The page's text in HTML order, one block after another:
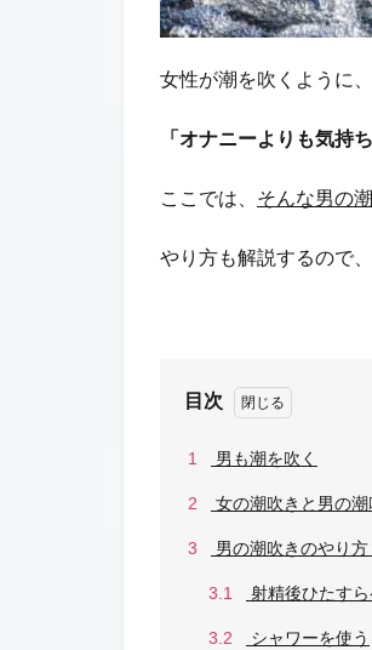
女性が潮を吹くように
「オナニーよりも気持
ここでは、 そんな男の
やり方も解説するので
目次
1 男も潮を吹く
2 女の潮吹きと男の
3 男の潮吹きのやり
3.1 射精後ひたす
3.2 シャワーを使う